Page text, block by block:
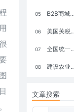
05 B2B商城系统搭建：开发语言、功能、优势分析
06 美国关税政策冲击全球电商格局：五大类平台受重创，转型与自救成关键
07 全国统一大市场：电商如何掘金新蓝海？
08 建设农业强国，网上商城来助力！
文章搜索